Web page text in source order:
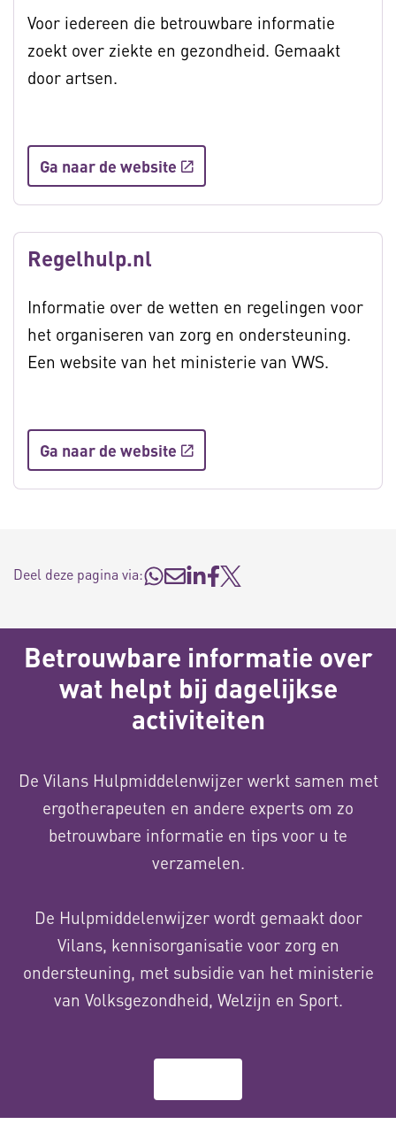
Voor iedereen die betrouwbare informatie
zoekt over ziekte en gezondheid. Gemaakt
door artsen.
Ga naar de website
Regelhulp.nl
Informatie over de wetten en regelingen voor
het organiseren van zorg en ondersteuning.
Een website van het ministerie van VWS.
Ga naar de website
Deel deze pagina via:
Betrouwbare informatie over
wat helpt bij dagelijkse
activiteiten
De Vilans Hulpmiddelenwijzer werkt samen met
ergotherapeuten en andere experts om zo
betrouwbare informatie en tips voor u te
verzamelen.
De Hulpmiddelenwijzer wordt gemaakt door
Vilans, kennisorganisatie voor zorg en
ondersteuning, met subsidie van het ministerie
van Volksgezondheid, Welzijn en Sport.